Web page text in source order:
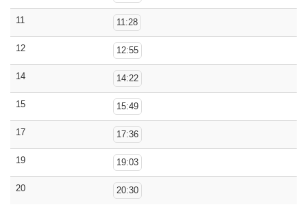
11 11:28
12 12:55
14 14:22
15 15:49
17 17:36
19 19:03
20 20:30